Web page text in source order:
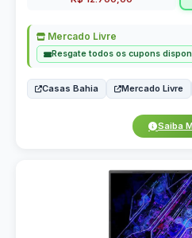
Mercado Livre
Resgate todos os cupons
Casas Bahia Mercado Livre
Saiba